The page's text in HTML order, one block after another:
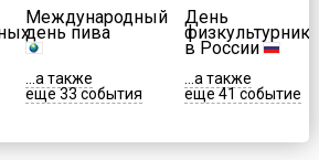
Международный
день пива
...а также
еще 33 события
День
физкультурника
в России
...а также
еще 41 событие